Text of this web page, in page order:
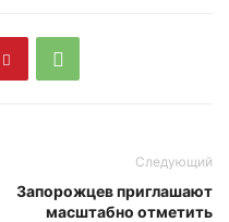
Следующий
Запорожцев приглашают
масштабно отметить